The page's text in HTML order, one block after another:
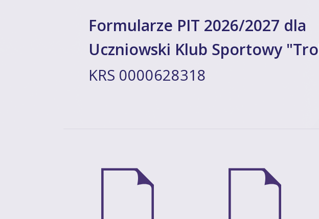
Formularze PIT 2026/2027 dla
Uczniowski Klub Sportowy
KRS 0000628318